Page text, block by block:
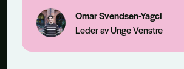
Omar Svendsen-Yagci
Leder av Unge Venstre